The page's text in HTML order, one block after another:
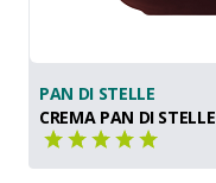
PAN DI STELLE
CREMA PAN DI STELLE